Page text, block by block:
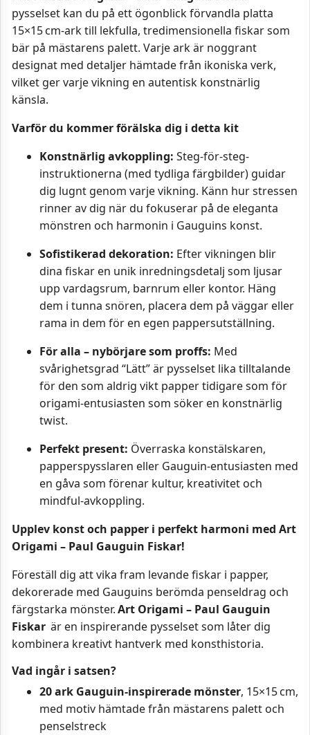
pysselset kan du på ett ögonblick förvandla platta
15×15 cm-ark till lekfulla, tredimensionella fiskar som
bär på mästarens palett. Varje ark är noggrant
designat med detaljer hämtade från ikoniska verk,
vilket ger varje vikning en autentisk konstnärlig
känsla.
Varför du kommer förälska dig i detta kit
Konstnärlig avkoppling: Steg-för-steg-
instruktionerna (med tydliga färgbilder) guidar
dig lugnt genom varje vikning. Känn hur stressen
rinner av dig när du fokuserar på de eleganta
mönstren och harmonin i Gauguins konst.
Sofistikerad dekoration: Efter vikningen blir
dina fiskar en unik inredningsdetalj som ljusar
upp vardagsrum, barnrum eller kontor. Häng
dem i tunna snören, placera dem på väggar eller
rama in dem för en egen pappersutställning.
För alla – nybörjare som proffs: Med
svårighetsgrad “Lätt” är pysselset lika tilltalande
för den som aldrig vikt papper tidigare som för
origami-entusiasten som söker en konstnärlig
twist.
Perfekt present: Överraska konstälskaren,
papperspysslaren eller Gauguin-entusiasten med
en gåva som förenar kultur, kreativitet och
mindful-avkoppling.
Upplev konst och papper i perfekt harmoni med Art
Origami – Paul Gauguin Fiskar!
Föreställ dig att vika fram levande fiskar i papper,
dekorerade med Gauguins berömda penseldrag och
färgstarka mönster.Art Origami – Paul Gauguin
Fiskar är en inspirerande pysselset som låter dig
kombinera kreativt hantverk med konsthistoria.
Vad ingår i satsen?
20 ark Gauguin-inspirerade mönster, 15×15 cm,
med motiv hämtade från mästarens palett och
penselstreck